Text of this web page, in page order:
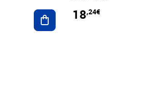
Ajouter au panier
18,24€